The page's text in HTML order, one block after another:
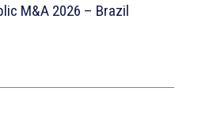
M&A 2026 – Brazil